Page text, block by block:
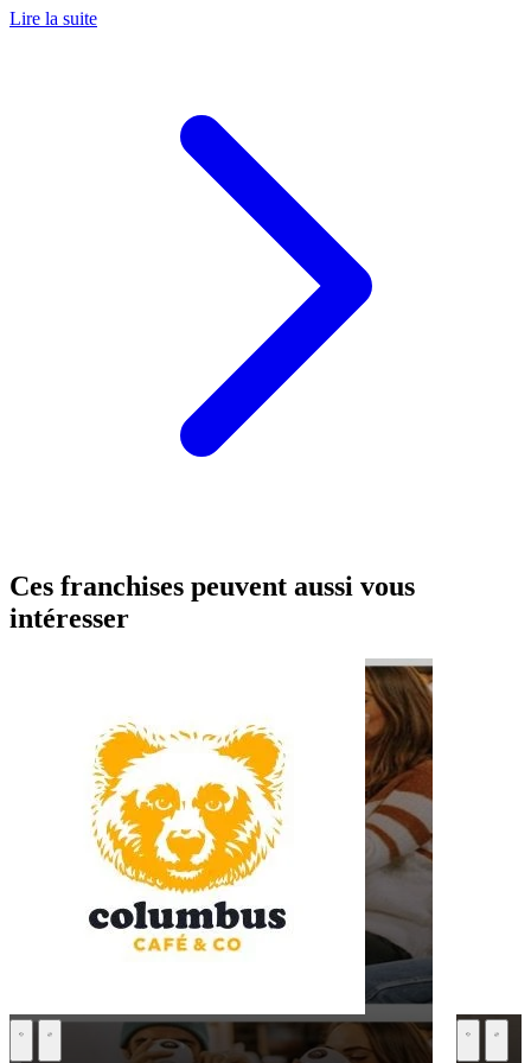
Lire la suite
Ces franchises peuvent aussi vous
intéresser